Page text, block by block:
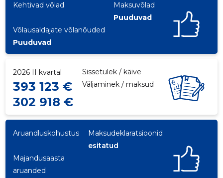
Kehtivad võlad
Maksuvõlad
Puuduvad
Võlausaldajate võlanõuded
Puuduvad
2026 II kvartal Sissetulek / käive
393 123 € Väljaminek / maksud
302 918 €
Aruandluskohustus
Maksudeklaratsioonid
esitatud
Majandusaasta
aruanded